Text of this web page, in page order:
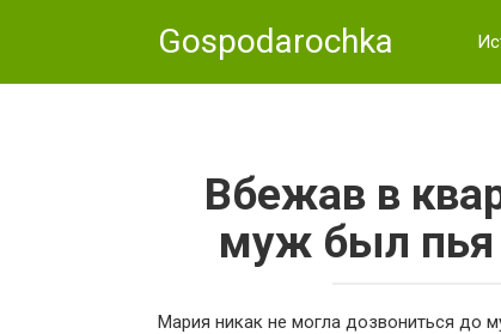
Gospodarochka
Вбежав в
муж был пья
Мария никак не могла дозвониться до